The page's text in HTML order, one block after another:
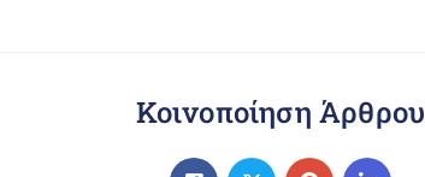
Κοινοποίηση Άρθρου